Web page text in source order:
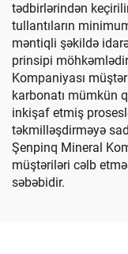
tədbirlərindən
tullantıların
məntiqli şəkildə
prinsipi
Kompaniyası
karbonatı mümkün
inkişaf etmiş
təkmilləşdirməyə
Şenpinq Mineral
müştəriləri cəlb
səbəbidir.